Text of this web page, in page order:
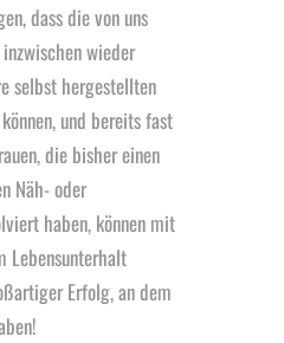
dass die von uns
wieder
selbst hergestellten
und bereits fast
die bisher einen
Näh- oder
haben, können mit
Lebensunterhalt
Erfolg, an dem